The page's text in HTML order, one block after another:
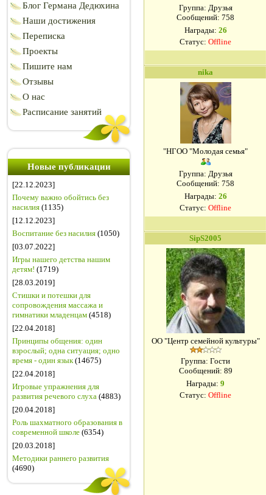
Блог Германа Дедюхина
Наши достижения
Переписка
Проекты
Пишите нам
Отзывы
О нас
Расписание занятий
Новые публикации
[22.12.2023]
Почему важно обойтись без
насилия (1135)
[12.12.2023]
Воспитание без насилия (1050)
[03.07.2022]
Игры нашего детства нашим
детям! (1719)
[28.03.2019]
Стишки и потешки для
сопровождения массажа и
гимнатики младенцам (4518)
[22.04.2018]
Принципы общения: один
взрослый; одна ситуация; одно
время - один язык(14675)
[22.04.2018]
Игровые упражнения для
развития речевого слуха (4883)
[20.04.2018]
Роль шахматного образования в
современной школе (6354)
[20.03.2018]
Методики раннего развития
(4690)
Группа: Друзья
Сообщений: 758
Награды: 26
Статус: Offline
nika
"НГОО "Молодая семья"
Группа: Друзья
Сообщений: 758
Награды: 26
Статус: Offline
SipS2005
ОО "Центр семейной культуры"
Группа: Гости
Сообщений: 89
Награды: 9
Статус: Offline